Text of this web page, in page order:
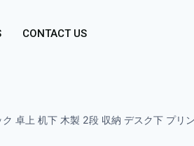
CONTACT US
卓上 机下 木製 2段 収納 デスク下 プ